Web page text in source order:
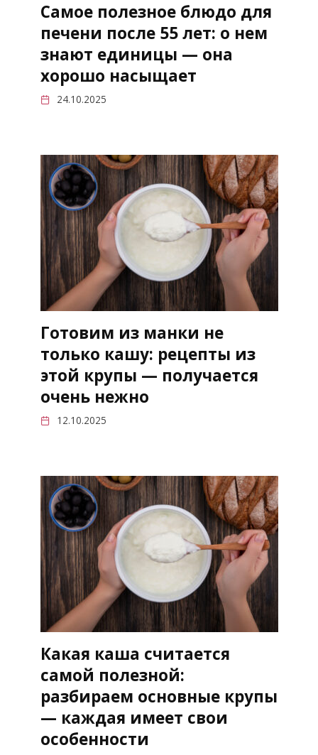
Самое полезное блюдо для
печени после 55 лет: о нем
знают единицы — она
хорошо насыщает
24.10.2025
Готовим из манки не
только кашу: рецепты из
этой крупы — получается
очень нежно
12.10.2025
Какая каша считается
самой полезной:
разбираем основные крупы
— каждая имеет свои
особенности